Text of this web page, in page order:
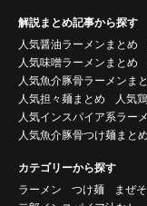
解説まとめ記事から探す
人気醤油ラーメンまとめ
人気味噌ラーメンまとめ
人気魚介豚骨ラーメンま
人気担々麺まとめ
人気
人気インスパイア系ラー
人気魚介豚骨つけ麺まとめ
カテゴリーから探す
ラーメン
つけ麺 まぜ